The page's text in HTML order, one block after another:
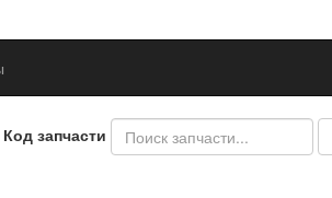
Код запчасти